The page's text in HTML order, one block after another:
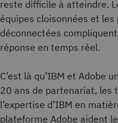
reste difficile à atteindre.
équipes cloisonnées et
déconnectées
réponse en temps réel.
C’est là qu’IBM et Adobe
20 ans de partenariat, les
l’expertise d’IBM en
plateforme Adobe aident